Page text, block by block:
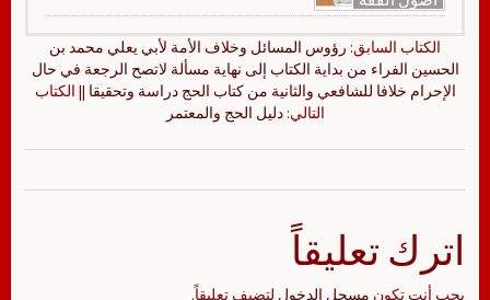
الكتاب السابق: رؤوس المسائل وخلاف الأمة لأبي يعلي محمد بن
الحسين الفراء من بداية الكتاب إلى نهاية مسألة لاتصح الرجعة في حال
الإحرام خلافا للشافعي والثانية من كتاب الحج دراسة وتحقيقا || الكتاب
التالي:دليل الحج والمعتمر
اترك تعليقاً
يجب أنت تكون مسجل الدخول لتضيف تعليقاً.